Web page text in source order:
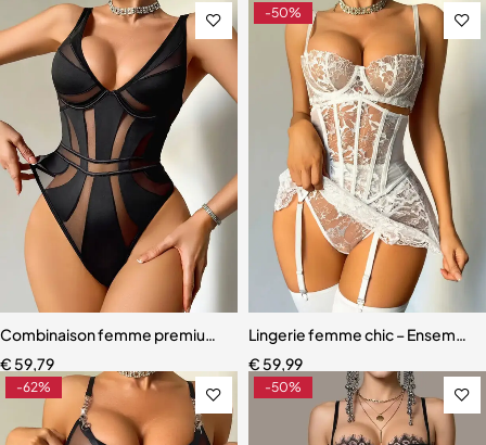
Combinaison femme premium – Design moderne avec effet galbant
€ 59,79
-50%
Lingerie femme chic –
€ 59,99
-62% -50%